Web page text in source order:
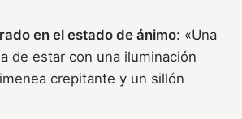
en el estado de ánimo: «Una
de estar con una iluminación
crepitante y un sillón